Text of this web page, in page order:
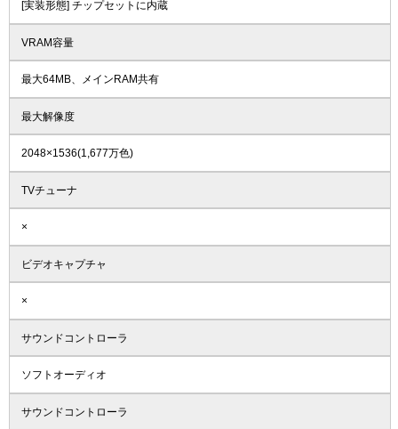
[実装形態] チップセットに内蔵
VRAM容量
最大64MB、メインRAM共有
最大解像度
2048×1536(1,677万色)
TVチューナ
×
ビデオキャプチャ
×
サウンドコントローラ
ソフトオーディオ
サウンドコントローラ